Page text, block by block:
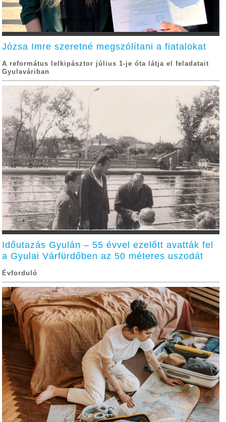
Józsa Imre szeretné megszólítani a fiatalokat
A református lelkipásztor július 1-je óta látja el feladatait
Gyulaváriban
Időutazás Gyulán – 55 évvel ezelőtt avatták fel
a Gyulai Várfürdőben az 50 méteres uszodát
Évforduló